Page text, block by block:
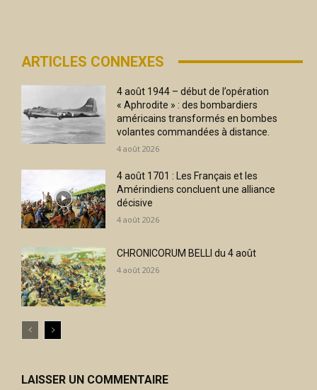
ARTICLES CONNEXES
4 août 1944 – début de l’opération
« Aphrodite » : des bombardiers
américains transformés en bombes
volantes commandées à distance.
4 août 2026
4 août 1701 : Les Français et les
Amérindiens concluent une alliance
décisive
4 août 2026
CHRONICORUM BELLI du 4 août
4 août 2026
LAISSER UN COMMENTAIRE